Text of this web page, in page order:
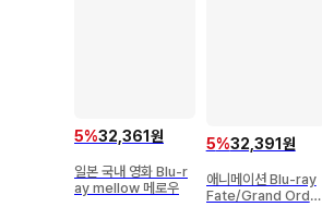
5%32,361원
일본 국내 영화 Blu-r
ay mellow 메로우
5%32,391원
애니메이션 Blu-ray
Fate/Grand Order